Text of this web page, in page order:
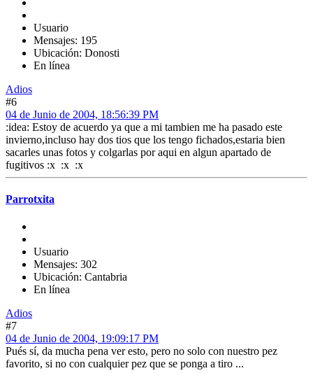
Usuario
Mensajes: 195
Ubicación: Donosti
En línea
Adios
#6
04 de Junio de 2004, 18:56:39 PM
:idea: Estoy de acuerdo ya que a mi tambien me ha pasado este
invierno,incluso hay dos tios que los tengo fichados,estaria bien
sacarles unas fotos y colgarlas por aqui en algun apartado de
fugitivos :x :x :x
Parrotxita
Usuario
Mensajes: 302
Ubicación: Cantabria
En línea
Adios
#7
04 de Junio de 2004, 19:09:17 PM
Pués sí, da mucha pena ver esto, pero no solo con nuestro pez
favorito, si no con cualquier pez que se ponga a tiro ...